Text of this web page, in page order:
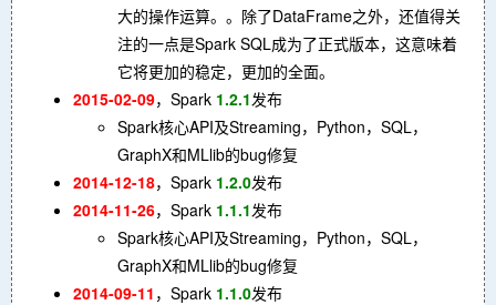
大的操作运算。。除了DataFrame之外，还值得关
注的一点是Spark SQL成为了正式版本，这意味着
它将更加的稳定，更加的全面。
2015-02-09，Spark 1.2.1发布
Spark核心API及Streaming，Python，SQL，
GraphX和MLlib的bug修复
2014-12-18，Spark 1.2.0发布
2014-11-26，Spark 1.1.1发布
Spark核心API及Streaming，Python，SQL，
GraphX和MLlib的bug修复
2014-09-11 ，Spark 1.1.0发布